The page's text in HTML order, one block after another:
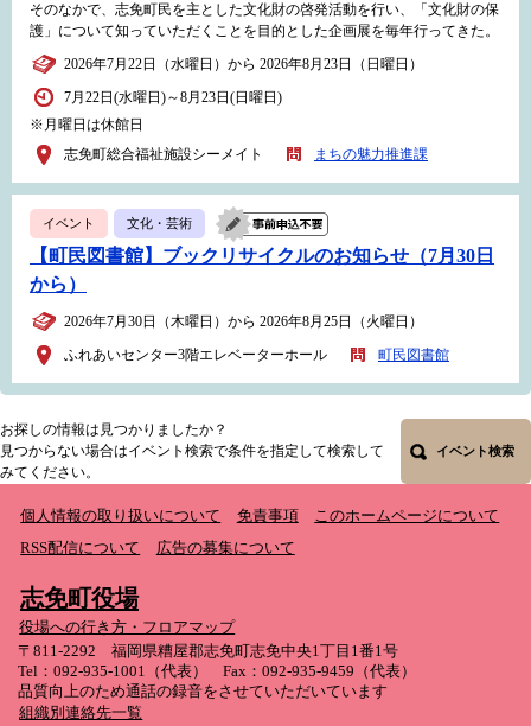
そのなかで、志免町民を主とした文化財の啓発活動を行い、「文化財の保
護」について知っていただくことを目的とした企画展を毎年行ってきた。
2026年7月22日（水曜日）から 2026年8月23日（日曜日）
7月22日(水曜日)～8月23日(日曜日)
※月曜日は休館日
志免町総合福祉施設シーメイト
まちの魅力推進課
イベント 文化・芸術
【町民図書館】ブックリサイクルのお知らせ（7月30日
から）
2026年7月30日（木曜日）から 2026年8月25日（火曜日）
ふれあいセンター3階エレベーターホール
町民図書館
お探しの情報は見つかりましたか？
見つからない場合はイベント検索で条件を指定して検索して
みてください。
イベント検索
個人情報の取り扱いについて 免責事項
このホームページについて
RSS配信について
広告の募集について
志免町役場
役場への行き方・フロアマップ
〒811-2292 福岡県糟屋郡志免町志免中央1丁目1番1号
Tel：092-935-1001（代表） Fax：092-935-9459（代表）
品質向上のため通話の録音をさせていただいています
組織別連絡先一覧